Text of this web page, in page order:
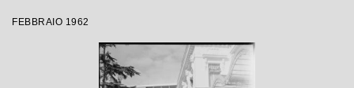
FEBBRAIO 1962